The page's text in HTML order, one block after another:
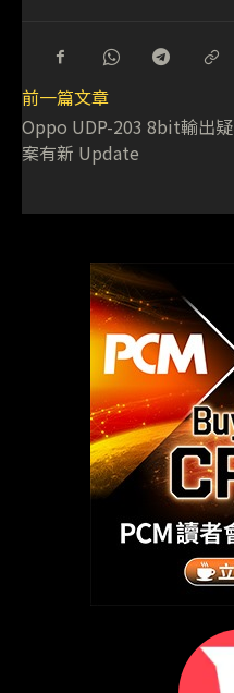
前一篇文章
Oppo UDP-203 8bit輸出疑
案有新 Update